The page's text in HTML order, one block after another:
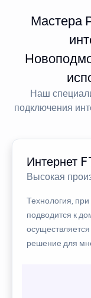
Мастера
Наш
подключения
Интернет
Высокая
Технология,
подводится к
решение для